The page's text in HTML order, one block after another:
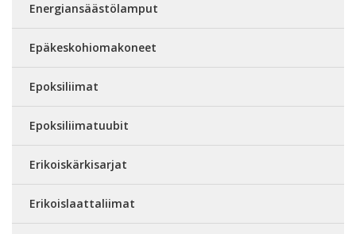
Energiansäästölamput
Epäkeskohiomakoneet
Epoksiliimat
Epoksiliimatuubit
Erikoiskärkisarjat
Erikoislaattaliimat